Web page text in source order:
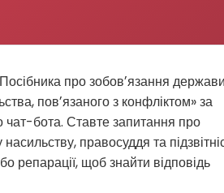
про зобовʼязання
повʼязаного з конфліктом» за
бота. Ставте запитання про
правосуддя та
репарації, щоб знайти відповідь